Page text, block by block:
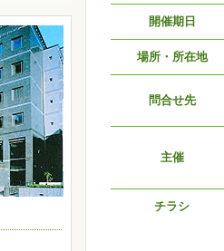
開催期日
場所・所在地
問合せ先
主催
チラシ